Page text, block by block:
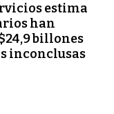
estima
han
billones
inconclusas